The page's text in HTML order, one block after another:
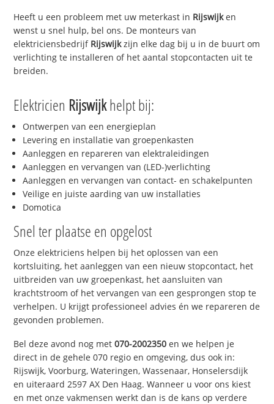
Heeft u een probleem met uw meterkast in Rijswijken
wenst u snel hulp, bel ons. De monteurs van
elektriciensbedrijf Rijswijkzijn elke dag bij u in de buurt om
verlichting te installeren of het aantal stopcontacten uit te
breiden.
Elektricien Rijswijkhelpt bij:
Ontwerpen van een energieplan
Levering en installatie van groepenkasten
Aanleggen en repareren van elektraleidingen
Aanleggen en vervangen van (LED-)verlichting
Aanleggen en vervangen van contact- en schakelpunten
Veilige en juiste aarding van uw installaties
Domotica
Snel ter plaatse en opgelost
Onze elektriciens helpen bij het oplossen van een
kortsluiting, het aanleggen van een nieuw stopcontact, het
uitbreiden van uw groepenkast, het aansluiten van
krachtstroom of het vervangen van een gesprongen stop te
verhelpen. U krijgt professioneel advies én we repareren de
gevonden problemen.
Bel deze avond nog met070-2002350 en we helpen je
direct in de gehele 070 regio en omgeving, dus ook in:
Rijswijk, Voorburg, Wateringen, Wassenaar, Honselersdijk
en uiteraard 2597 AX Den Haag. Wanneer u voor ons kiest
en met onze vakmensen werkt dan is de kans op verdere